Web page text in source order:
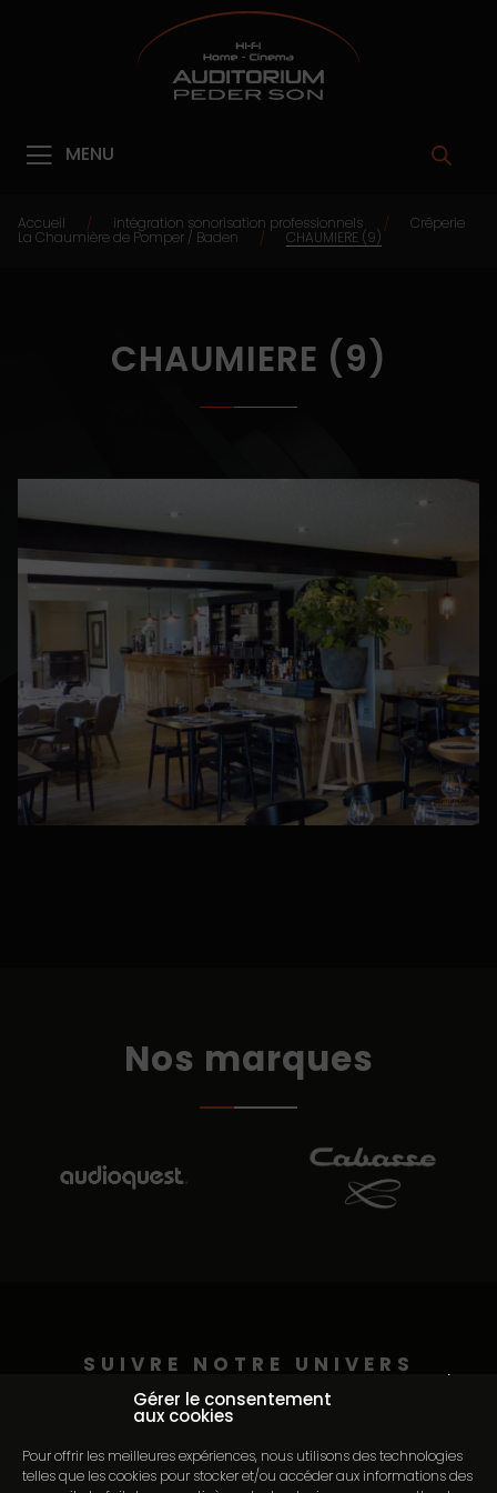
Gérer le consentement
aux cookies
Pour offrir les meilleures expériences, nous utilisons des technologies
telles que les cookies pour stocker et/ou accéder aux informations des
Continuer sans accepter
MENU
Accueil / intégration sonorisation professionnels / Crêperie
La Chaumière de Pomper / Baden / CHAUMIERE (9)
CHAUMIERE (9)
Nos marques
SUIVRE NOTRE UNIVERS
@auditorium_pederson